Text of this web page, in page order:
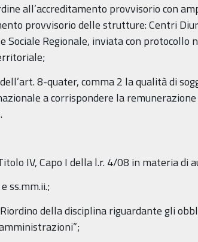
all’accreditamento provvisorio con
provvisorio delle strutture: Centri
Sociale Regionale, inviata con
8-quater, comma 2 la qualità di
a corrispondere la
IV, Capo I della l.r. 4/08 in materia di
ss.mm.ii.;
della disciplina riguardante gli